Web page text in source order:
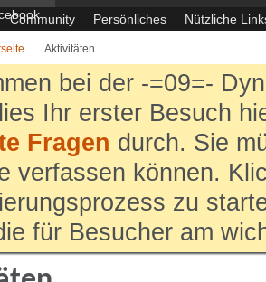
Community Persönliches Nützliche
Aktivitäten
bei der -=09=-
Ihr erster Besuch
Fragen durch. Sie
verfassen können.
zu
für Besucher am